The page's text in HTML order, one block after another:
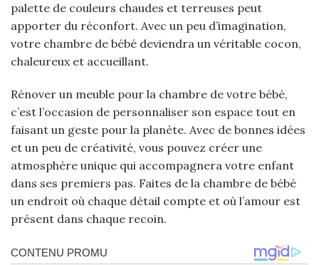
palette de couleurs chaudes et terreuses peut
apporter du réconfort. Avec un peu d’imagination,
votre chambre de bébé deviendra un véritable cocon,
chaleureux et accueillant.
Rénover un meuble pour la chambre de votre bébé,
c’est l’occasion de personnaliser son espace tout en
faisant un geste pour la planète. Avec de bonnes idées
et un peu de créativité, vous pouvez créer une
atmosphère unique qui accompagnera votre enfant
dans ses premiers pas. Faites de la chambre de bébé
un endroit où chaque détail compte et où l’amour est
présent dans chaque recoin.